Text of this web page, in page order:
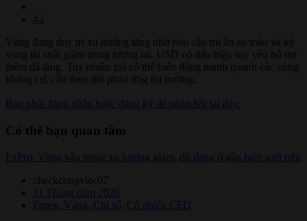
#2
Vàng đang duy trì xu hướng tăng nhờ nhu cầu trú ẩn an toàn và kỳ
vọng lãi suất giảm trong tương lai. USD có dấu hiệu suy yếu hỗ trợ
thêm đà tăng. Tuy nhiên giá có thể biến động mạnh quanh các vùng
kháng cự, cần theo dõi phản ứng thị trường.
Bạn phải đăng nhập hoặc đăng ký để phản hồi tại đây.
Có thể bạn quan tâm
FxPro: Vàng vẫn trong xu hướng giảm, dù đang ở gần biên giới trên
checkcongviec07
11 Tháng năm 2026
Forex, Vàng, Chỉ số, Cổ phiếu CFD